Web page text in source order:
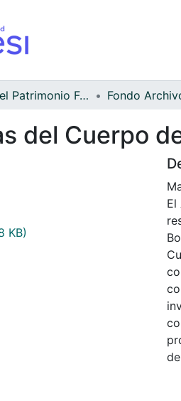
Archivo del Patrimonio Fotográfico y Fílmico del Valle del Cauca
del Cuerpo
KB)
El